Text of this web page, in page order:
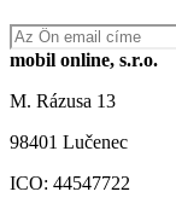
mobil online, s.r.o.
M. Rázusa 13
98401 Lučenec
ICO: 44547722